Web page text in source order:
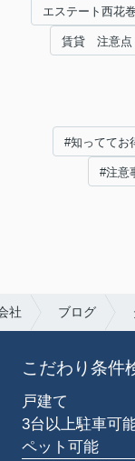
エステート西花
賃貸 注意点
#知っててお
#注意
社 ブログ
こだわり条件
戸建て
3台以上駐車可
ペット可能